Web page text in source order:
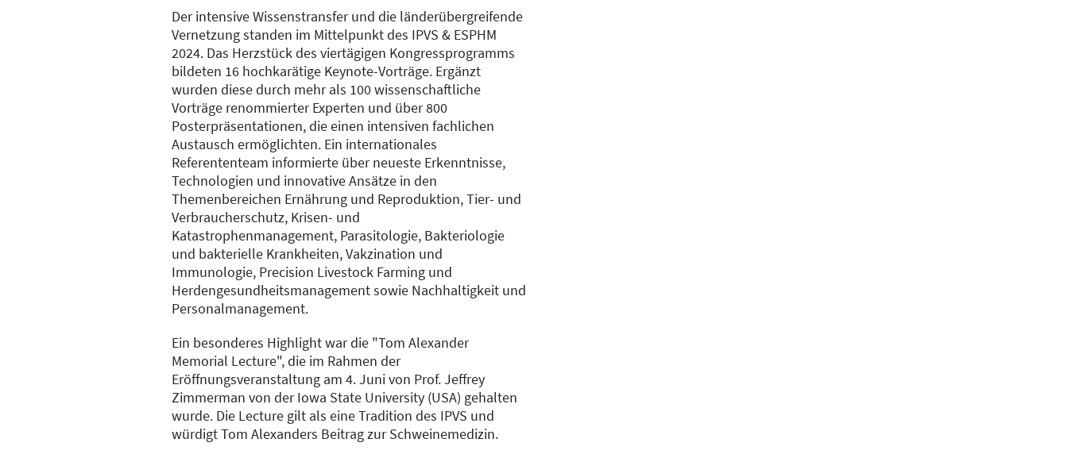
Der intensive Wissenstransfer und die länderübergreifende
Vernetzung standen im Mittelpunkt des IPVS & ESPHM
2024. Das Herzstück des viertägigen Kongressprogramms
bildeten 16 hochkarätige Keynote-Vorträge. Ergänzt
wurden diese durch mehr als 100 wissenschaftliche
Vorträge renommierter Experten und über 800
Posterpräsentationen, die einen intensiven fachlichen
Austausch ermöglichten. Ein internationales
Referententeam informierte über neueste Erkenntnisse,
Technologien und innovative Ansätze in den
Themenbereichen Ernährung und Reproduktion, Tier- und
Verbraucherschutz, Krisen- und
Katastrophenmanagement, Parasitologie, Bakteriologie
und bakterielle Krankheiten, Vakzination und
Immunologie, Precision Livestock Farming und
Herdengesundheitsmanagement sowie Nachhaltigkeit und
Personalmanagement.
Ein besonderes Highlight war die "Tom Alexander
Memorial Lecture", die im Rahmen der
Eröffnungsveranstaltung am 4. Juni von Prof. Jeffrey
Zimmerman von der Iowa State University (USA) gehalten
wurde. Die Lecture gilt als eine Tradition des IPVS und
würdigt Tom Alexanders Beitrag zur Schweinemedizin.